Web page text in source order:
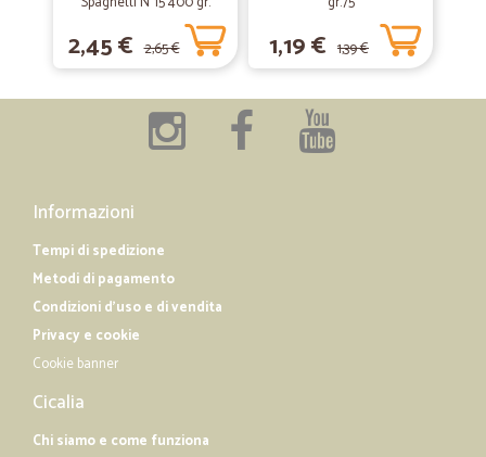
01/02/2019
—Tommaso G.
Servizio e prodotti buoni. La consiglierei a tutti
2,45 € 2,65 € 1,19 € 1,39 €
Informazioni
Tempi di spedizione
Metodi di pagamento
Condizioni d'uso e di vendita
Privacy e cookie
Cookie banner
Cicalia
Chi siamo e come funziona